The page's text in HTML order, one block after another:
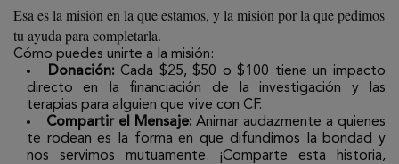
Esa es la misión en la que estamos, y la misión por la que pedimos
tu ayuda para completarla.
Cómo puedes unirte a la misión:
Donación: Cada $25, $50 o $100 tiene un impacto
directo en la financiación de la investigación y las
terapias para alguien que vive con CF.
Compartir el Mensaje: Animar audazmente a quienes
te rodean es la forma en que difundimos la bondad y
nos servimos mutuamente. ¡Comparte esta historia,